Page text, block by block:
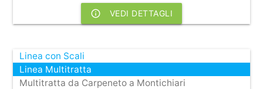
info_outline VEDI DETTAGLI
Linea con Scali
Linea Multitratta
Multitratta da Carpeneto a Montichiari